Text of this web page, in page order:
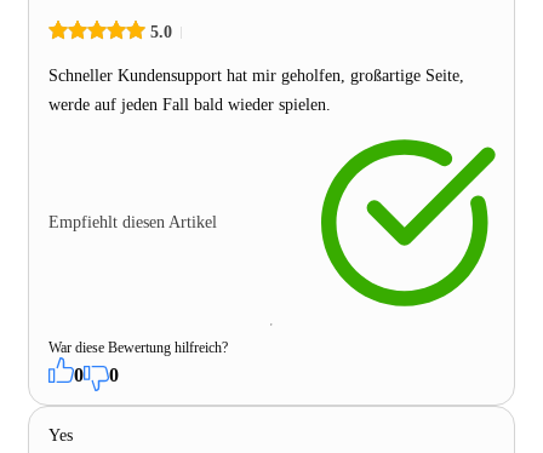
5.0
Schneller Kundensupport hat mir geholfen, großartige Seite,
werde auf jeden Fall bald wieder spielen.
Empfiehlt diesen Artikel
War diese Bewertung hilfreich?
0 0
Yes